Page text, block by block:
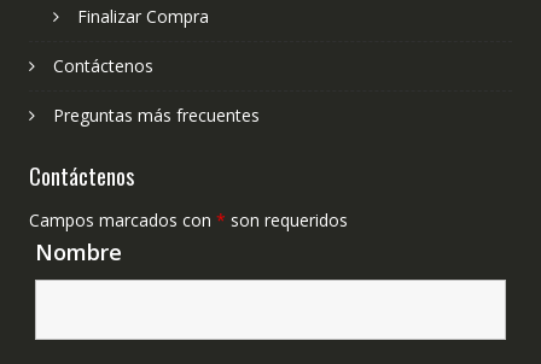
Finalizar Compra
Contáctenos
Preguntas más frecuentes
Contáctenos
Campos marcados con * son requeridos
Nombre